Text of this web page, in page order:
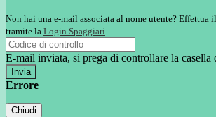
Non hai una e-mail associata al nome utente? Effettua
tramite la Login Spaggiari
E-mail inviata, si prega di controllare la casella
Errore
Chiudi